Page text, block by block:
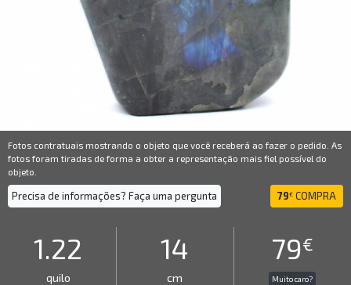
Fotos contratuais mostrando o objeto que você receberá ao fazer o pedido. As
fotos foram tiradas de forma a obter a representação mais fiel possível do
objeto.
Precisa de informações? Faça uma pergunta 79€ COMPRA
1.22
quilo
14
cm
79€
Muito caro?